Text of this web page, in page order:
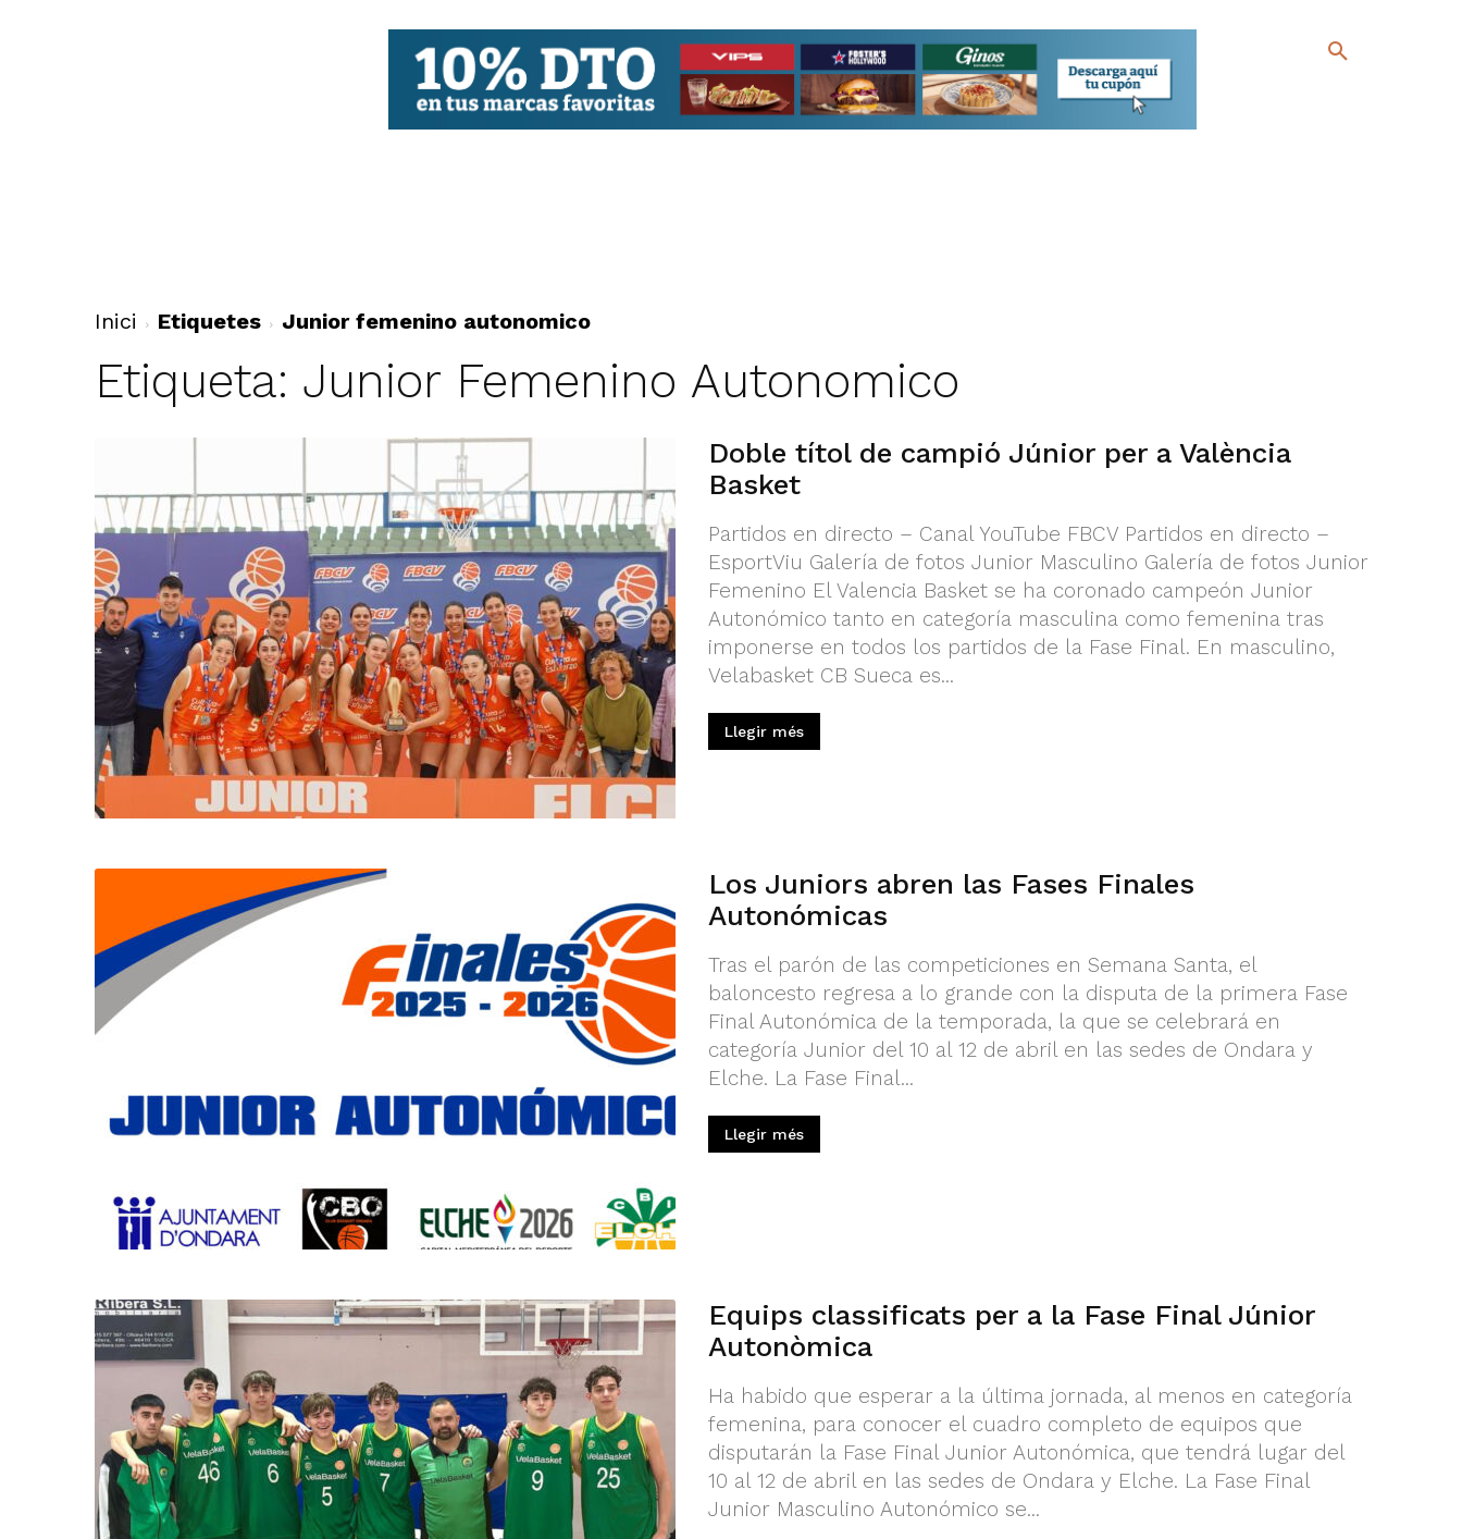
Inici Etiquetes Junior femenino autonomico
Etiqueta: Junior Femenino Autonomico
Doble títol de campió Júnior per a València
Basket
Partidos en directo – Canal YouTube FBCV Partidos en directo –
EsportViu Galería de fotos Junior Masculino Galería de fotos Junior
Femenino El Valencia Basket se ha coronado campeón Junior
Autonómico tanto en categoría masculina como femenina tras
imponerse en todos los partidos de la Fase Final. En masculino,
Velabasket CB Sueca es...
Llegir més
Los Juniors abren las Fases Finales
Autonómicas
Tras el parón de las competiciones en Semana Santa, el
baloncesto regresa a lo grande con la disputa de la primera Fase
Final Autonómica de la temporada, la que se celebrará en
categoría Junior del 10 al 12 de abril en las sedes de Ondara y
Elche. La Fase Final...
Llegir més
Equips classificats per a la Fase Final Júnior
Autonòmica
Ha habido que esperar a la última jornada, al menos en categoría
femenina, para conocer el cuadro completo de equipos que
disputarán la Fase Final Junior Autonómica, que tendrá lugar del
10 al 12 de abril en las sedes de Ondara y Elche. La Fase Final
Junior Masculino Autonómico se...